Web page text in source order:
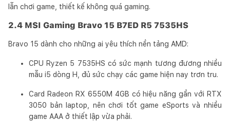
lẫn chơi game, thiết kế không quá gaming.
2.4 MSI Gaming Bravo 15 B7ED R5 7535HS
Bravo 15 dành cho những ai yêu thích nền tảng AMD:
CPU Ryzen 5 7535HS có sức mạnh tương đương nhiều
mẫu i5 dòng H, đủ sức chạy các game hiện nay trơn tru.
Card Radeon RX 6550M 4GB có hiệu năng gần với RTX
3050 bản laptop, nên chơi tốt game eSports và nhiều
game AAA ở thiết lập vừa phải.